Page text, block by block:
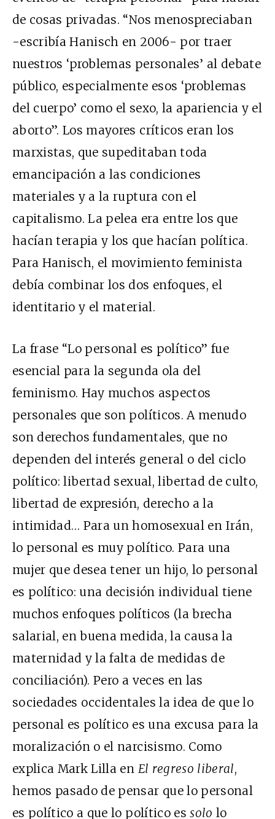
de cosas privadas. “Nos menospreciaban
-escribía Hanisch en 2006- por traer
nuestros ‘problemas personales’ al debate
público, especialmente esos ‘problemas
del cuerpo’ como el sexo, la apariencia y el
aborto”. Los mayores críticos eran los
marxistas, que supeditaban toda
emancipación a las condiciones
materiales y a la ruptura con el
capitalismo. La pelea era entre los que
hacían terapia y los que hacían política.
Para Hanisch, el movimiento feminista
debía combinar los dos enfoques, el
identitario y el material.
La frase “Lo personal es político” fue
esencial para la segunda ola del
feminismo. Hay muchos aspectos
personales que son políticos. A menudo
son derechos fundamentales, que no
dependen del interés general o del ciclo
político: libertad sexual, libertad de culto,
libertad de expresión, derecho a la
intimidad… Para un homosexual en Irán,
lo personal es muy político. Para una
mujer que desea tener un hijo, lo personal
es político: una decisión individual tiene
muchos enfoques políticos (la brecha
salarial, en buena medida, la causa la
maternidad y la falta de medidas de
conciliación). Pero a veces en las
sociedades occidentales la idea de que lo
personal es político es una excusa para la
moralización o el narcisismo. Como
explica Mark Lilla en El regreso liberal,
hemos pasado de pensar que lo personal
es político a que lo político essolo lo